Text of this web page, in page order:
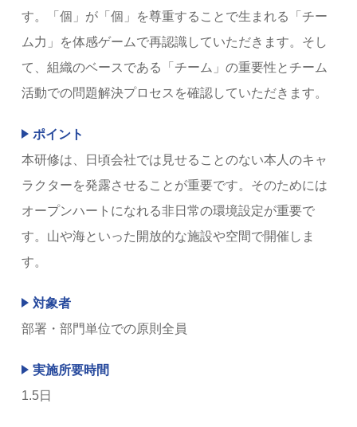
す。「個」が「個」を尊重することで生まれる「チー
ム力」を体感ゲームで再認識していただきます。そし
て、組織のベースである「チーム」の重要性とチーム
活動での問題解決プロセスを確認していただきます。
ポイント
本研修は、日頃会社では見せることのない本人のキャ
ラクターを発露させることが重要です。そのためには
オープンハートになれる非日常の環境設定が重要で
す。山や海といった開放的な施設や空間で開催しま
す。
対象者
部署・部門単位での原則全員
実施所要時間
1.5日